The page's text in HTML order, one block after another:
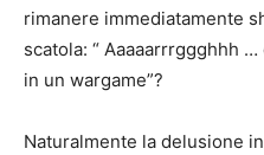
rimanere immediatamente
scatola: “ Aaaaarrrggghhh
in un wargame”?
Naturalmente la delusione